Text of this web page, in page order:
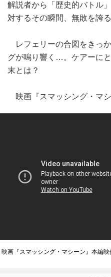
解説者から「歴史的バトル
対するその瞬間、無敗を誇
レフェリーの合図をきっ
グが鳴り響く…。ケアーに
末とは？
映画『スマッシング・マシ
映画『スマッシング・マシーン』本編映